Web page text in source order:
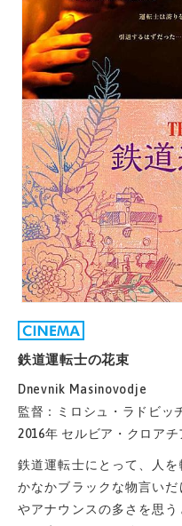
鉄道運転士の花束
Dnevnik Masinovodje
監督：ミロシュ・ラドビッ
2016年 セルビア・クロアチ
鉄道運転士にとって、人
かなかブラックな物言い
やアナウンスの多さを思